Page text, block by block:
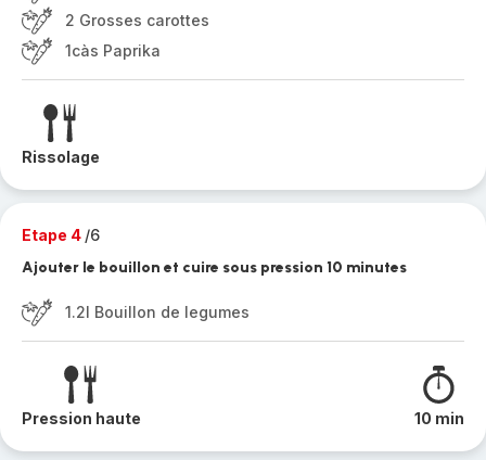
2 Grosses carottes
1càs Paprika
Rissolage
Etape 4 /6
Ajouter le bouillon et cuire sous pression 10 minutes
1.2l Bouillon de legumes
Pression haute 10 min